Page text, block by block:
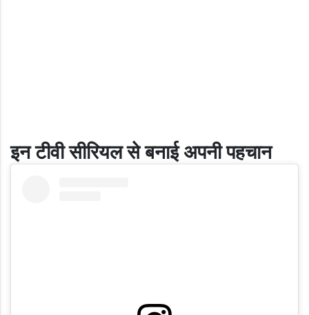
इन टीवी सीरियल से बनाई अपनी पहचान